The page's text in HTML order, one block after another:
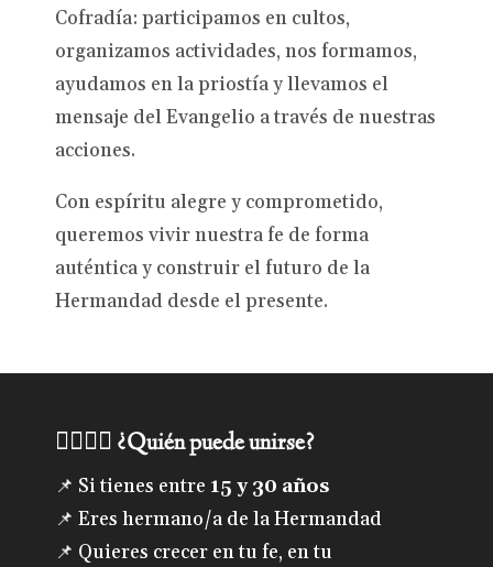
Cofradía: participamos en cultos,
organizamos actividades, nos formamos,
ayudamos en la priostía y llevamos el
mensaje del Evangelio a través de nuestras
acciones.
Con espíritu alegre y comprometido,
queremos vivir nuestra fe de forma
auténtica y construir el futuro de la
Hermandad desde el presente.
🙋‍♂️🙋‍♀️ ¿Quién puede unirse?
📌 Si tienes entre 15 y 30 años
📌 Eres hermano/a de la Hermandad
📌 Quieres crecer en tu fe, en tu